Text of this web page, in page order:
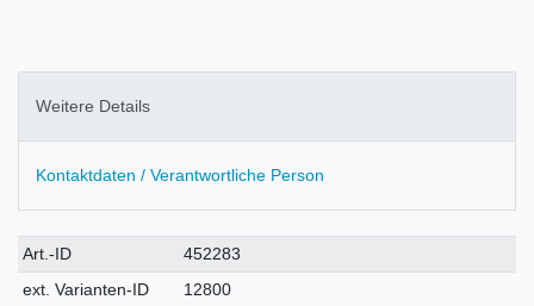
Weitere Details
Kontaktdaten / Verantwortliche Person
Technisches
Merkmal
Wert
Art.-ID
452283
ext. Varianten-ID
12800